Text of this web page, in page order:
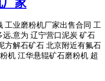
家
工业磨粉机厂家出售合同 工
,意为 辽宁营口泥炭 矿石
方解石矿石 北京附近有氟石
机 江华悬辊矿石磨粉机 超